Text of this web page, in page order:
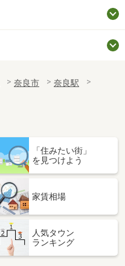
奈良市
奈良駅
「住みたい街」
を見つけよう
家賃相場
人気タウン
ランキング